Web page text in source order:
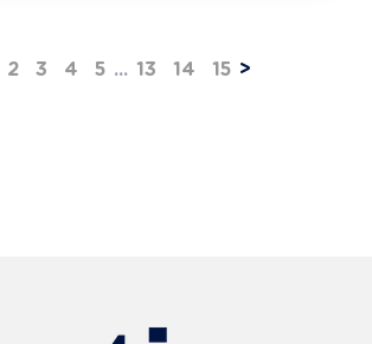
2 3 4 5 ... 13 14 15 >